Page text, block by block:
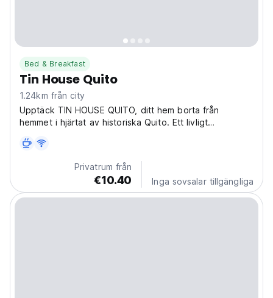
Bed & Breakfast
Tin House Quito
1.24km från city
Upptäck TIN HOUSE QUITO, ditt hem borta från
hemmet i hjärtat av historiska Quito. Ett livligt
från Matovelle, som inbjuder dig att fördjupa dig i
ecuadoriansk kultur. På TIN HOUSE hittar du inte bara
Privatrum från
€10.40 Inga sovsalar tillgängliga